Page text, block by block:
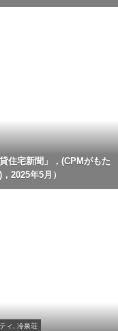
住宅新聞」，(CPMがもた
2025年5月）
ィ, 冷泉荘